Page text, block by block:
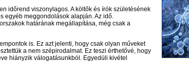
időrend viszonylagos. A költők és írók születésének
egyéb meggondolások alapján. Az idő.
határának megállapítása, még csak a
is. Ez azt jelenti, hogy csak olyan műveket
a nem szépirodalmat. Ez teszi érthetővé, hogy
hiányzik válogatásunkból. Egyedüli kivétel